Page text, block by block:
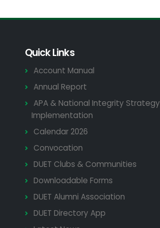
Quick Links
Account Manual
Annual Report
APA & National Integrity Strategy
Implementation
Calendar 2026
Convocation
DUET Clubs & Communities
Downloadable Forms
DUET Alumni Association
DUET Directory App